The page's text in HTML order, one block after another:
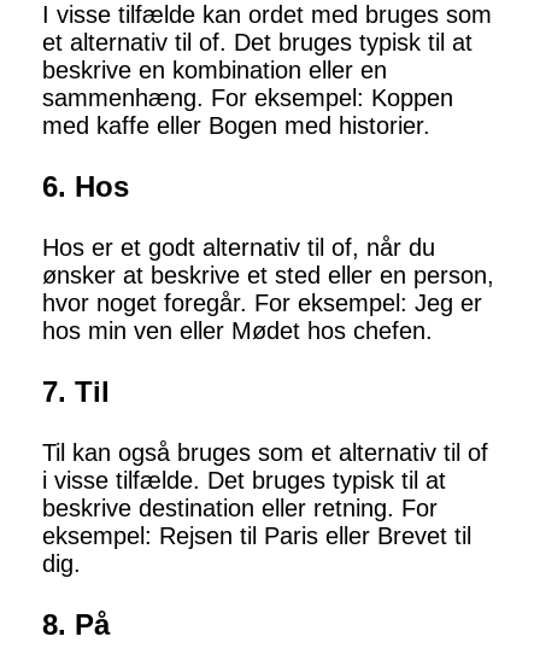
I visse tilfælde kan ordet med bruges som
et alternativ til of. Det bruges typisk til at
beskrive en kombination eller en
sammenhæng. For eksempel: Koppen
med kaffe eller Bogen med historier.
6. Hos
Hos er et godt alternativ til of, når du
ønsker at beskrive et sted eller en person,
hvor noget foregår. For eksempel: Jeg er
hos min ven eller Mødet hos chefen.
7. Til
Til kan også bruges som et alternativ til of
i visse tilfælde. Det bruges typisk til at
beskrive destination eller retning. For
eksempel: Rejsen til Paris eller Brevet til
dig.
8. På